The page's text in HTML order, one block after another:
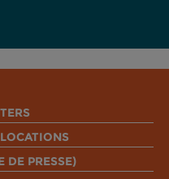
DE PRESSE)